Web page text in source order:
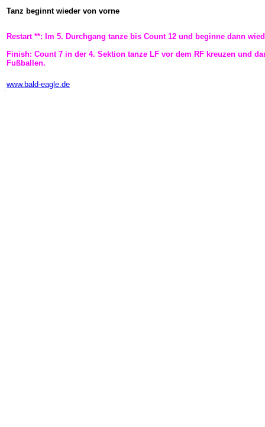
Tanz beginnt wieder von vorne
Restart **: Im 5. Durchgang tanze bis Count 12 und beginne dann
Finish: Count 7 in der 4. Sektion tanze LF vor dem RF kreuzen und
Fußballen.
www.bald-eagle.de